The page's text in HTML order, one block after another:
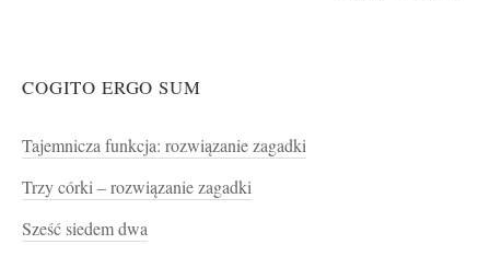
COGITO ERGO SUM
Tajemnicza funkcja: rozwiązanie zagadki
Trzy córki – rozwiązanie zagadki
Sześć siedem dwa